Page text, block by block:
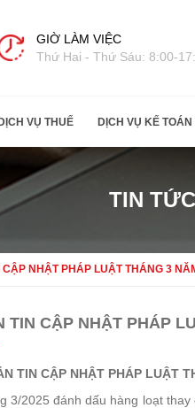
GIỜ LÀM VIỆC
Thứ Hai - Thứ Sáu: 8:00-
DỊCH VỤ THUẾ DỊCH VỤ KẾ TOÁN
TIN
CẬP NHẬT PHÁP LUẬT THÁNG 3
TIN CẬP NHẬT PHÁP
TIN CẬP NHẬT PHÁP LUẬT
3/2025 đánh dấu hàng loạt